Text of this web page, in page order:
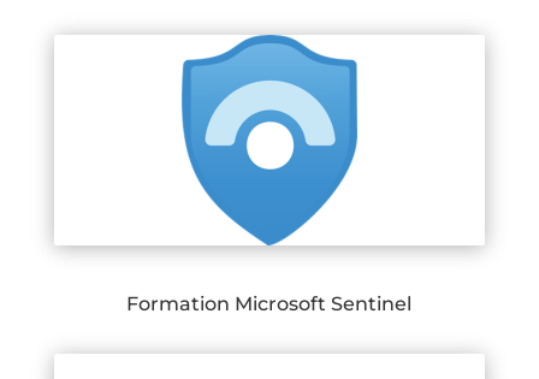
Formation Microsoft Sentinel